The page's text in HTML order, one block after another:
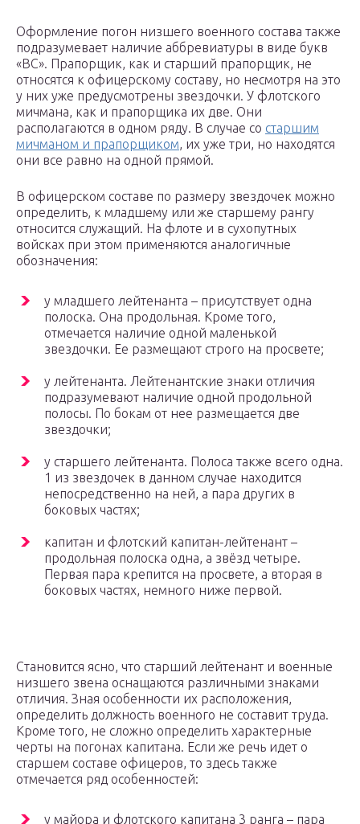
Оформление погон низшего военного состава также
подразумевает наличие аббревиатуры в виде букв
«ВС». Прапорщик, как и старший прапорщик, не
относятся к офицерскому составу, но несмотря на это
у них уже предусмотрены звездочки. У флотского
мичмана, как и прапорщика их две. Они
располагаются в одном ряду. В случае со старшим
мичманом и прапорщиком, их уже три, но находятся
они все равно на одной прямой.
В офицерском составе по размеру звездочек можно
определить, к младшему или же старшему рангу
относится служащий. На флоте и в сухопутных
войсках при этом применяются аналогичные
обозначения:
у младшего лейтенанта – присутствует одна
полоска. Она продольная. Кроме того,
отмечается наличие одной маленькой
звездочки. Ее размещают строго на просвете;
у лейтенанта. Лейтенантские знаки отличия
подразумевают наличие одной продольной
полосы. По бокам от нее размещается две
звездочки;
у старшего лейтенанта. Полоса также всего одна.
1 из звездочек в данном случае находится
непосредственно на ней, а пара других в
боковых частях;
капитан и флотский капитан-лейтенант –
продольная полоска одна, а звёзд четыре.
Первая пара крепится на просвете, а вторая в
боковых частях, немного ниже первой.
Становится ясно, что старший лейтенант и военные
низшего звена оснащаются различными знаками
отличия. Зная особенности их расположения,
определить должность военного не составит труда.
Кроме того, не сложно определить характерные
черты на погонах капитана. Если же речь идет о
старшем составе офицеров, то здесь также
отмечается ряд особенностей:
у майора и флотского капитана 3 ранга – пара